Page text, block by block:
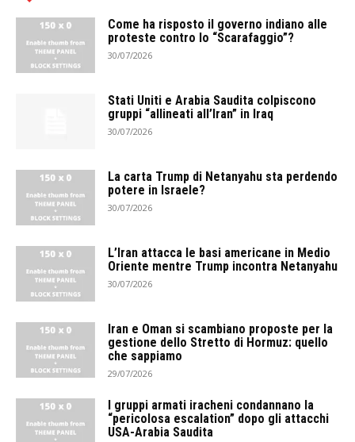
Come ha risposto il governo indiano alle
proteste contro lo “Scarafaggio”?
30/07/2026
Stati Uniti e Arabia Saudita colpiscono
gruppi “allineati all’Iran” in Iraq
30/07/2026
La carta Trump di Netanyahu sta perdendo
potere in Israele?
30/07/2026
L’Iran attacca le basi americane in Medio
Oriente mentre Trump incontra Netanyahu
30/07/2026
Iran e Oman si scambiano proposte per la
gestione dello Stretto di Hormuz: quello
che sappiamo
29/07/2026
I gruppi armati iracheni condannano la
“pericolosa escalation” dopo gli attacchi
USA-Arabia Saudita